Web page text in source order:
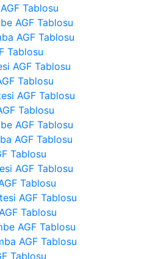
Tablosu
AGF Tablosu
AGF Tablosu
Tablosu
AGF Tablosu
Tablosu
AGF Tablosu
Tablosu
AGF Tablosu
AGF Tablosu
Tablosu
AGF Tablosu
Tablosu
AGF Tablosu
Tablosu
AGF Tablosu
AGF Tablosu
Tablosu